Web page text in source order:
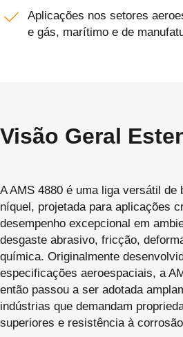
Aplicações nos setores
e gás, marítimo e de
Visão Geral
A AMS 4880 é uma liga versátil de
níquel, projetada para aplicações
desempenho excepcional em
desgaste abrasivo, fricção,
química. Originalmente
especificações aeroespaciais, a
então passou a ser adotada
indústrias que demandam
superiores e resistência à